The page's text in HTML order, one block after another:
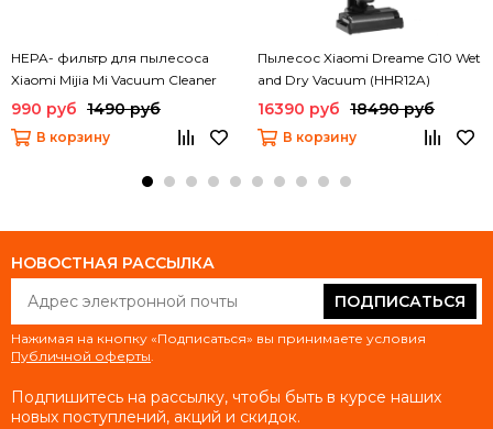
HEPA- фильтр для пылесоса
Xiaomi Mijia Mi Vacuum Cleaner
mini (SSXCQ01XY) (2 шт)
990 руб 1490 руб
В корзину
Пылесос Xiaomi Dreame G10 Wet
and Dry Vacuum (HHR12A)
16390 руб 18490 руб
В корзину
НОВОСТНАЯ РАССЫЛКА
ПОДПИСАТЬСЯ
Нажимая на кнопку «Подписаться» вы принимаете условия
Публичной оферты.
Подпишитесь на рассылку, чтобы быть в курсе наших
новых поступлений, акций и скидок.